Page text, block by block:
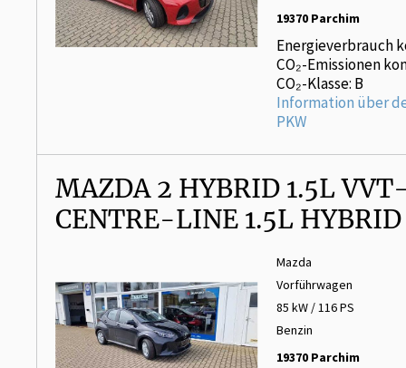
19370 Parchim
Energieverbrauch
CO₂-Emissionen
CO₂-Klasse: B
Information über
PKW
MAZDA 2 HYBRID 1.5L
CENTRE-LINE 1.5L
Mazda
Vorführwagen
85 kW / 116 PS
Benzin
19370 Parchim